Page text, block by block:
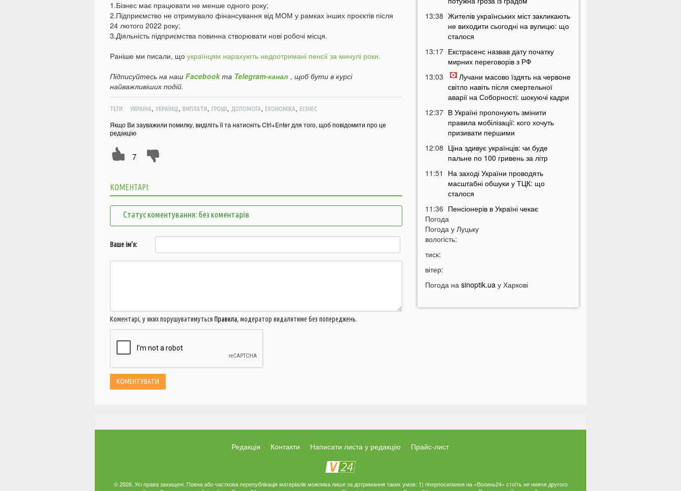
1.Бізнес має працювати не менше одного року;
2.Підприємство не отримувало фінансування від МОМ у рамках інших проєктів після
24 лютого 2022 року;
3.Діяльність підприємства повинна створювати нові робочі місця.
Раніше ми писали, що українцям нарахують недоотримані пенсії за минулі роки.
Підписуйтесь на наш Facebookта Telegram-канал , щоб бути в курсі
найважливіших подій.
ТЕГИ: УКРАЇНА, УКРАЇНЦІ, ВИПЛАТИ, ГРОШІ, ДОПОМОГА, ЕКОНОМІКА, БІЗНЕС
Якщо Ви зауважили помилку, виділіть її та натисніть Ctrl+Enter для того, щоб повідомити про це
редакцію
7
КОМЕНТАРІ:
Статус коментування: без коментарів
Ваше ім'я:
Коментарі, у яких порушуватимуться Правила, модератор видалятиме без попереджень.
13:38 Жителів українських міст закликають
не виходити сьогодні на вулицю: що
сталося
13:17 Екстрасенс назвав дату початку
мирних переговорів з РФ
13:03
Лучани масово їздять на червоне
світло навіть після смертельної
аварії на Соборності: шокуючі кадри
12:37 В Україні пропонують змінити
правила мобілізації: кого хочуть
призивати першими
12:08 Ціна здивує українців: чи буде
пальне по 100 гривень за літр
11:51
На заході України проводять
масштабні обшуки у ТЦК: що
сталося
11:36 Пенсіонерів в Україні чекає
масштабна перевірка: кого це
торкнеться
11:07 Україну накриє потужна магнітна
10:50
військового у СЗЧ
мажорів»: лучани продовжують
09:05
На Волині підтвердили загибель
Погода
Погода у Луцьку
вологість:
тиск:
вітер:
Погода на sinoptik.uaу Харкові
Редакція Контакти Написати листа у редакцію Прайс-лист
© 2026. Усі права захищені. Повна або часткова перепублікація матеріалів можлива лише за дотримання таких умов: 1) гіперпосилання на «Волинь24» стоїть не нижче другого